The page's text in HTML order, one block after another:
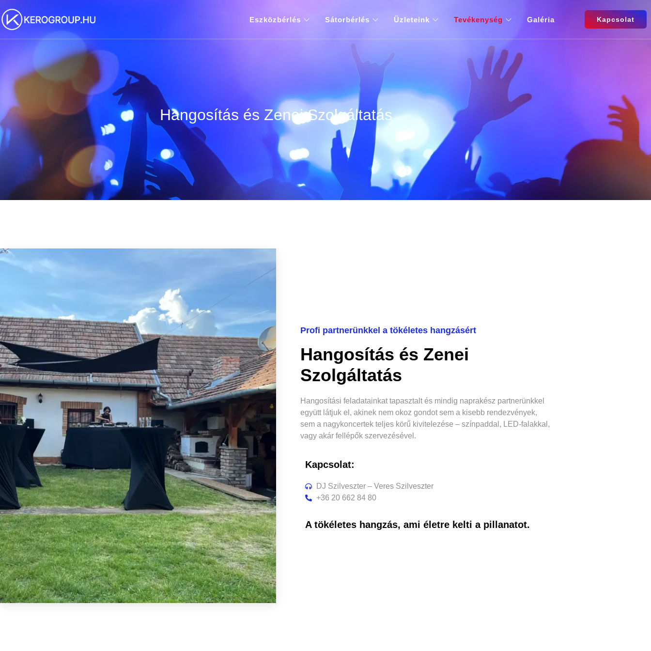
Eszközbérlés Sátorbérlés Üzleteink Tevékenység Galéria Kapcsolat
Hangosítás és Zenei Szolgáltatás
Profi partnerünkkel a tökéletes hangzásért
Hangosítás és Zenei
Szolgáltatás
Hangosítási feladatainkat tapasztalt és mindig naprakész partnerünkkel
együtt látjuk el, akinek nem okoz gondot sem a kisebb rendezvények,
sem a nagykoncertek teljes körű kivitelezése – színpaddal, LED-falakkal,
vagy akár fellépők szervezésével.
Kapcsolat:
DJ Szilveszter – Veres Szilveszter
+36 20 662 84 80
A tökéletes hangzás, ami életre kelti a pillanatot.